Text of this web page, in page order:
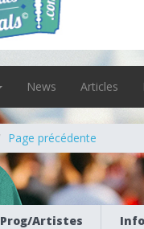
News Articles
Page précédente
Prog/Artistes